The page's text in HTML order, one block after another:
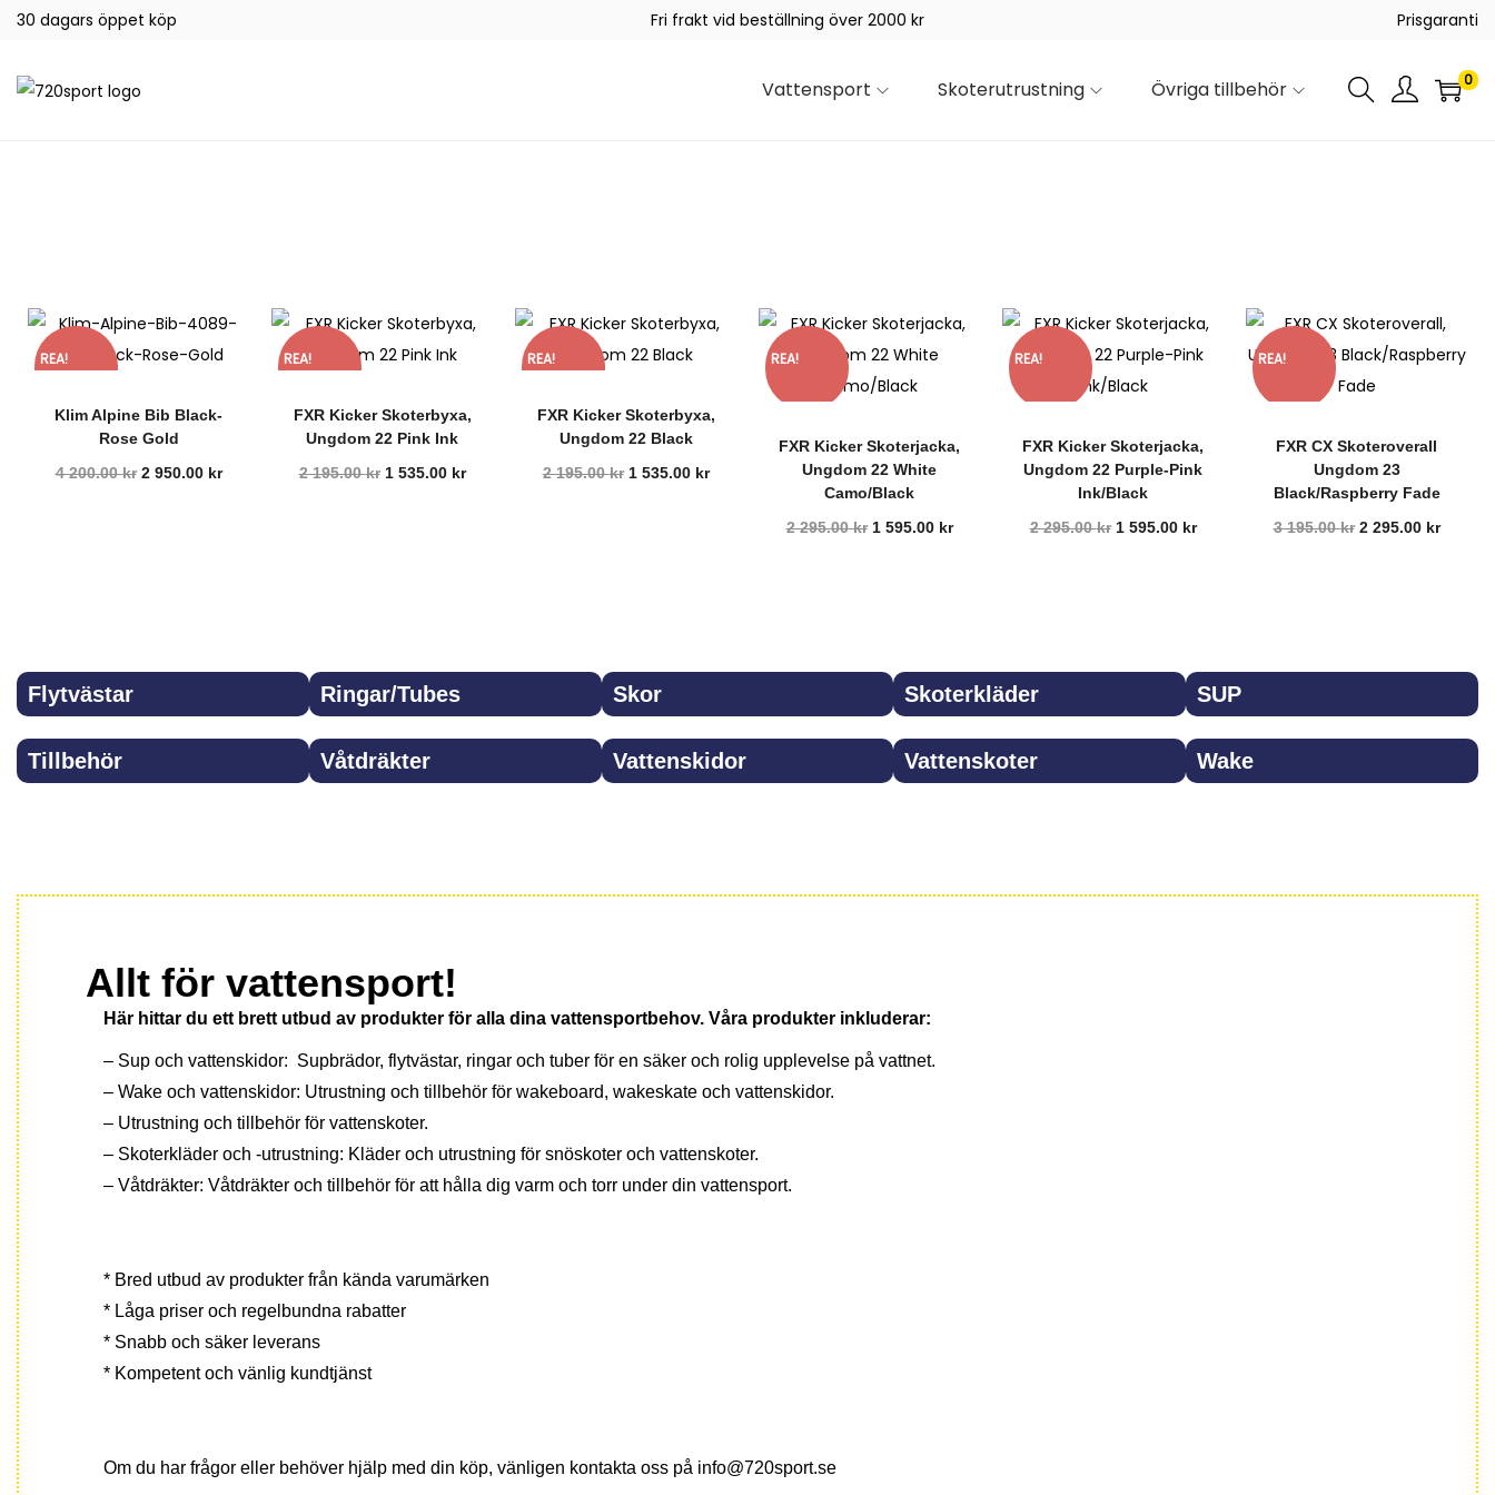
30 dagars öppet köp Fri frakt vid beställning över 2000 kr Prisgaranti
Vattensport Skoterutrustning Övriga tillbehör 0
REA!
Klim Alpine Bib Black-
Rose Gold
4 200.00kr 2 950.00 kr
REA!
FXR Kicker Skoterbyxa,
Ungdom 22 Pink Ink
2 195.00kr 1 535.00 kr
REA!
FXR Kicker Skoterbyxa,
Ungdom 22 Black
2 195.00kr 1 535.00 kr
REA!
FXR Kicker Skoterjacka,
Ungdom 22 White
Camo/Black
2 295.00kr 1 595.00 kr
REA!
FXR Kicker Skoterjacka,
Ungdom 22 Purple-Pink
Ink/Black
2 295.00kr 1 595.00 kr
REA!
FXR CX Skoteroverall
Ungdom 23
Black/Raspberry Fade
3 195.00kr 2 295.00 kr
Flytvästar Ringar/Tubes Skor Skoterkläder SUP
Tillbehör Våtdräkter Vattenskidor Vattenskoter Wake
Allt för vattensport!
Här hittar du ett brett utbud av produkter för alla dina vattensportbehov. Våra produkter inkluderar:
– Sup och vattenskidor: Supbrädor, flytvästar, ringar och tuber för en säker och rolig upplevelse på vattnet.
– Wake och vattenskidor: Utrustning och tillbehör för wakeboard, wakeskate och vattenskidor.
– Utrustning och tillbehör för vattenskoter.
– Skoterkläder och -utrustning: Kläder och utrustning för snöskoter och vattenskoter.
– Våtdräkter: Våtdräkter och tillbehör för att hålla dig varm och torr under din vattensport.
* Bred utbud av produkter från kända varumärken
* Låga priser och regelbundna rabatter
* Snabb och säker leverans
* Kompetent och vänlig kundtjänst
Om du har frågor eller behöver hjälp med din köp, vänligen kontakta oss på info@720sport.se